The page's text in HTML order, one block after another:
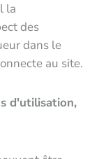
la
des
dans le
au site.
d'utilisation,